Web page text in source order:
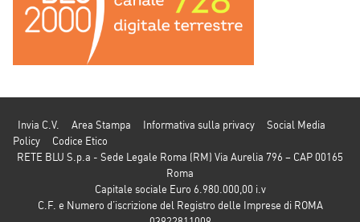
Invia C.V. Area Stampa Informativa sulla privacy
Social Media
Policy
Codice Etico
RETE BLU S.p.a - Sede Legale Roma (RM) Via Aurelia 796 – CAP 00165
Roma
Capitale sociale Euro 6.980.000,00 i.v
C.F. e Numero d’iscrizione del Registro delle Imprese di ROMA